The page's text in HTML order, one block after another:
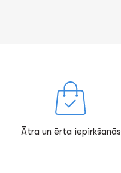
Ātra un ērta iepirkšanās